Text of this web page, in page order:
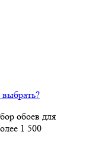
обоев для
1 500